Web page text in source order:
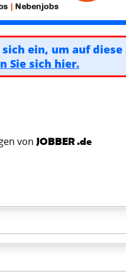
ein, um auf
Sie sich hier.
von JOBBER.de